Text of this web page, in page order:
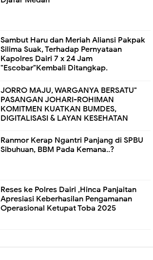
Sambut Haru dan Meriah Aliansi Pakpak
Silima Suak, Terhadap Pernyataan
Kapolres Dairi 7 x 24 Jam
"Escobar"Kembali Ditangkap.
JORRO MAJU, WARGANYA BERSATU"
PASANGAN JOHARI-ROHIMAN
KOMITMEN KUATKAN BUMDES,
DIGITALISASI & LAYAN KESEHATAN
Ranmor Kerap Ngantri Panjang di SPBU
Sibuhuan, BBM Pada Kemana..?
Reses ke Polres Dairi ,Hinca Panjaitan
Apresiasi Keberhasilan Pengamanan
Operasional Ketupat Toba 2025